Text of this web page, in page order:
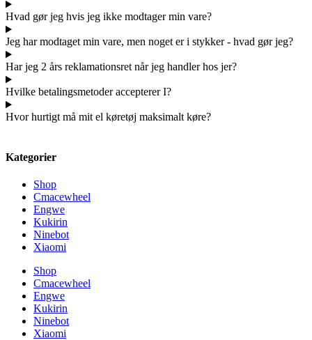
Hvad gør jeg hvis jeg ikke modtager min vare?
Jeg har modtaget min vare, men noget er i stykker - hvad gør jeg?
Har jeg 2 års reklamationsret når jeg handler hos jer?
Hvilke betalingsmetoder accepterer I?
Hvor hurtigt må mit el køretøj maksimalt køre?
Kategorier
Shop
Cmacewheel
Engwe
Kukirin
Ninebot
Xiaomi
Shop
Cmacewheel
Engwe
Kukirin
Ninebot
Xiaomi